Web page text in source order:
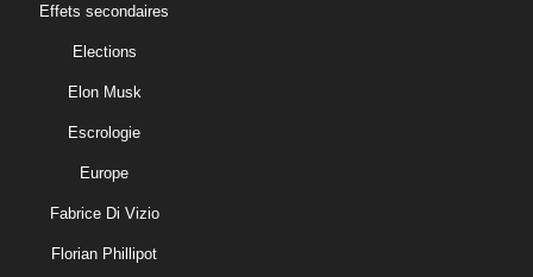
Effets secondaires
Elections
Elon Musk
Escrologie
Europe
Fabrice Di Vizio
Florian Phillipot